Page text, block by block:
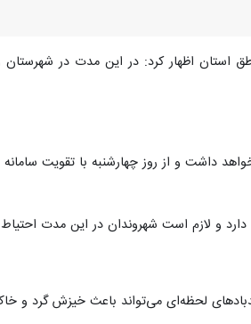
داشت و از روز چهارشنبه با تقویت
و لازم است شهروندان در این مدت احتیاط
لحظه‌ای می‌تواند باعث خیزش گرد